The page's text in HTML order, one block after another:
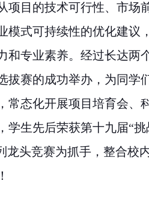
项目的技术可行性、市场
模式可持续性的优化建议
和专业素养。经过长达两
拔赛的成功举办，为同学
常态化开展项目培育会、
学生先后荣获第十九届“
龙头竞赛为抓手，整合